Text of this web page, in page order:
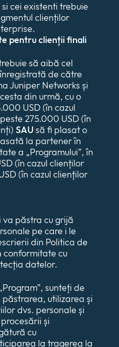
cei existenti trebuie
clienților
pentru clienții finali
să aibă cel
de către
Juniper Networks și
din urmă, cu o
USD (în cazul
275.000 USD (în
SAUsă fi plasat o
la partener în
a „Programului”, în
(în cazul clienților
(în cazul clienților
va păstra cu grijă
pe care i le
din Politica de
conformitate cu
datelor.
sunteți de
utilizarea și
dvs. personale și
și
cu
la tragerea la